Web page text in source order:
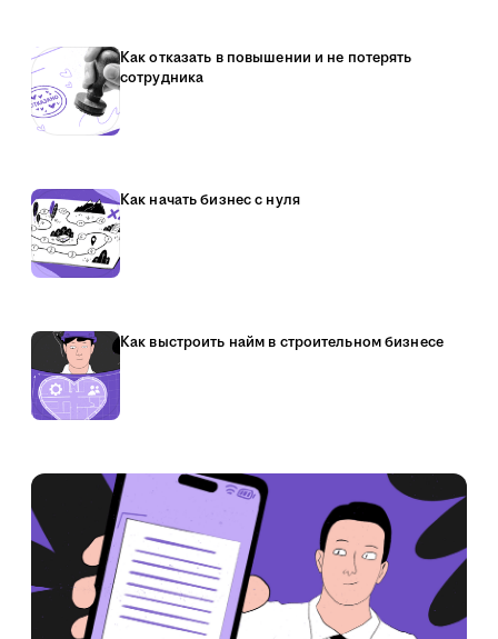
Как отказать в повышении и не потерять
сотрудника
Как начать бизнес с нуля
Как выстроить найм в строительном бизнесе